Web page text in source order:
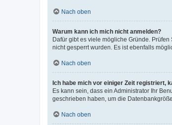
Nach oben
Warum kann ich mich nicht anmelden?
Dafür gibt es viele mögliche Gründe.
nicht gesperrt wurden. Es ist ebenfalls
Nach oben
Ich habe mich vor einiger Zeit registriert,
Es kann sein, dass ein Administrator Ihr
geschrieben haben, um die
Nach oben